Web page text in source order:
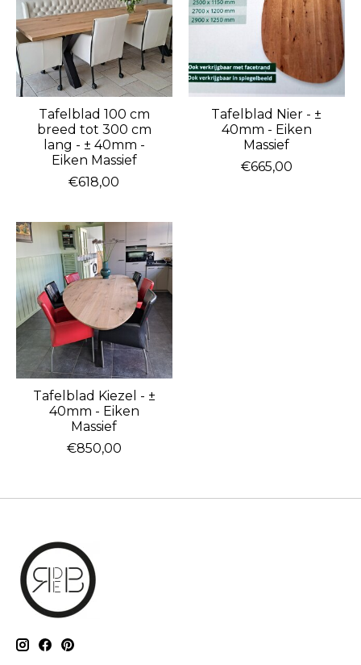
Tafelblad 100 cm
breed tot 300 cm
lang - ± 40mm -
Eiken Massief
€618,00
Tafelblad Nier - ±
40mm - Eiken
Massief
€665,00
Tafelblad Kiezel - ±
40mm - Eiken
Massief
€850,00